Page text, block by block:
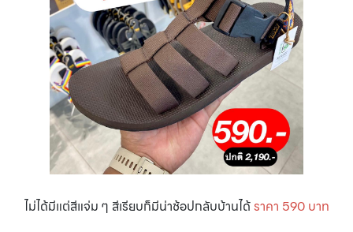
ไม่ได้มีแต่สีแจ่ม ๆ สีเรียบก็มีน่าช้อปกลับบ้านได้ราคา 590 บาท